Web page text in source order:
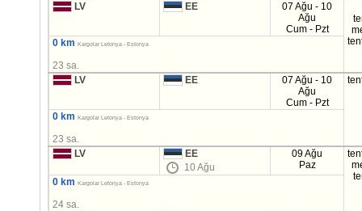
LV
EE
07 Ağu - 10
Ağu
Cum - Pzt
0 km Kargolar Letonya - Estonya
23 sa.
LV
EE
07 Ağu - 10
Ağu
Cum - Pzt
0 km Kargolar Letonya - Estonya
23 sa.
LV
EE
10 Ağu
09 Ağu
Paz
0 km Kargolar Letonya - Estonya
24 sa.